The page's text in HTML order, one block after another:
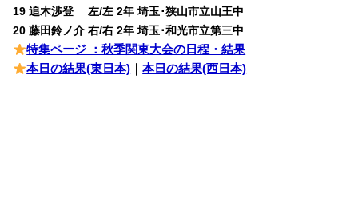
19 追木渉登 左/左 2年 埼玉･狭山市立山王中
20 藤田鈴ノ介 右/右 2年 埼玉･和光市立第三中
特集ページ ：秋季関東大会の日程・結果
本日の結果(東日本) ｜本日の結果(西日本)